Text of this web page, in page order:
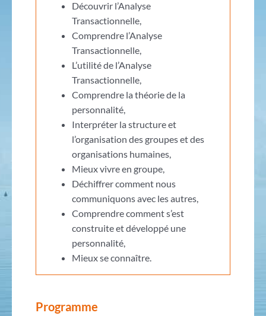
Découvrir l’Analyse
Transactionnelle,
Comprendre l’Analyse
Transactionnelle,
L’utilité de l’Analyse
Transactionnelle,
Comprendre la théorie de la
personnalité,
Interpréter la structure et
l’organisation des groupes et des
organisations humaines,
Mieux vivre en groupe,
Déchiffrer comment nous
communiquons avec les autres,
Comprendre comment s’est
construite et développé une
personnalité,
Mieux se connaître.
Programme